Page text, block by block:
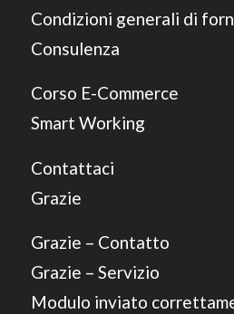
Condizioni generali di
Consulenza
Corso E-Commerce
Smart Working
Contattaci
Grazie
Grazie – Contatto
Grazie – Servizio
Modulo inviato